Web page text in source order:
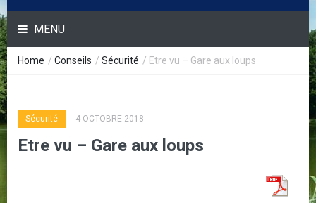
MENU
Home / Conseils / Sécurité / Etre vu – Gare aux loups
Sécurité 4 OCTOBRE 2018
Etre vu – Gare aux loups